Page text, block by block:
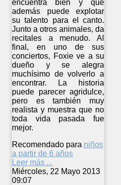
encuentra bien y que
además puede explotar
su talento para el canto.
Junto a otros animales, da
recitales a menudo. Al
final, en uno de sus
conciertos, Foxie ve a su
dueño y se alegra
muchísimo de volverlo a
encontrar. La historia
puede parecer agridulce,
pero es también muy
realista y muestra que no
toda vida pasada fue
mejor.
Recomendado para niños
a partir de 6 años
Leer más ...
Miércoles, 22 Mayo 2013
09:07